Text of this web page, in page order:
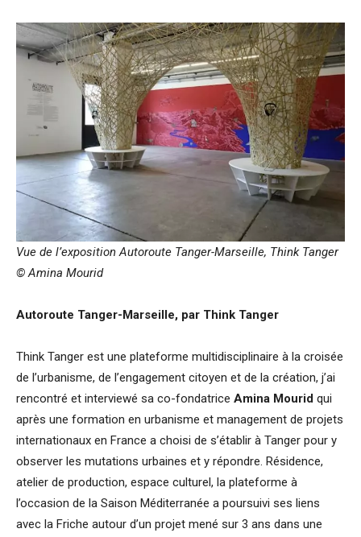
Vue de l’exposition Autoroute Tanger-Marseille, Think Tanger
© Amina Mourid
Autoroute Tanger-Marseille, par Think Tanger
Think Tanger est une plateforme multidisciplinaire à la croisée
de l’urbanisme, de l’engagement citoyen et de la création, j’ai
rencontré et interviewé sa co-fondatrice Amina Mourid qui
après une formation en urbanisme et management de projets
internationaux en France a choisi de s’établir à Tanger pour y
observer les mutations urbaines et y répondre. Résidence,
atelier de production, espace culturel, la plateforme à
l’occasion de la Saison Méditerranée a poursuivi ses liens
avec la Friche autour d’un projet mené sur 3 ans dans une